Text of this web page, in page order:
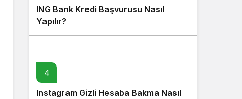
ING Bank Kredi Başvurusu Nasıl
Yapılır?
4
Instagram Gizli Hesaba Bakma Nasıl